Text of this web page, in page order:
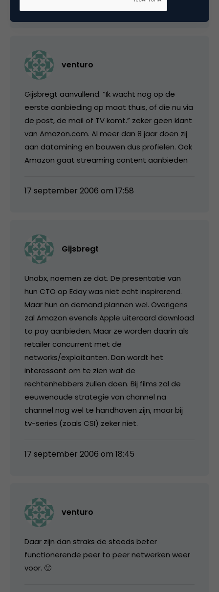
venturo
Gijsbregt aanvullend. “Ik wacht nog op de
eerste aanbieding op maat thuis, of die nu via
de post, de mail of TV komt.” zeker geen klant
van Amazon.com. Al meer dan 8 jaar doen zij
aan datamining en bouwen dus profielen. Ook
Amazon gaat streaming content aanbieden
17 september 2006 om 17:58
Gijsbregt
Unobx, noemen ze dat. De presentatie van
hun CTO op Eday was niet echt inspirerend.
Maar hun on demand plannen wel. Overigens
zal Amazon evenals Apple uiteraard download
to pay aanbieden. Maar ze worden daarin als
retailer concurrent met de
networks/exploitanten. Dan wordt het
interessant om te zien wat de
rechtenhebbers zullen doen. Bij films zal de
eeuwenoude strategie van channel na
channel nog wel te handhaven zijn, maar bij
tv-series (zoals CSI) zeker niet.
17 september 2006 om 18:45
venturo
Daar zijn dan straks de steeds beter
functionerende peer to peer netwerken weer
voor. 🙂